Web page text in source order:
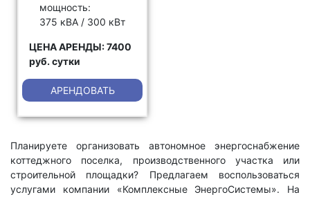
мощность:
375 кВА / 300 кВт
ЦЕНА АРЕНДЫ: 7400
руб. сутки
АРЕНДОВАТЬ
Планируете организовать автономное энергоснабжение
коттеджного поселка, производственного участка или
строительной площадки? Предлагаем воспользоваться
услугами компании «Комплексные ЭнергоСистемы». На